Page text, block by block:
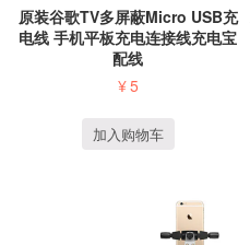
原装谷歌TV多屏蔽Micro USB充
电线 手机平板充电连接线充电宝
配线
¥5
加入购物车